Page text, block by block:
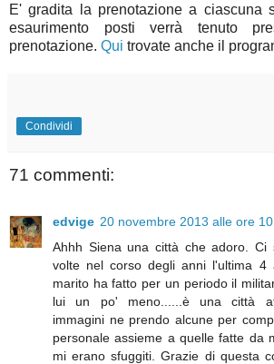
E' gradita la prenotazione a ciascuna
esaurimento posti verrà tenuto
prenotazione. Qui trovate anche il
Condividi
71 commenti:
edvige 20 novembre 2013 alle ore
Ahhh Siena una città che adoro. Ci
volte nel corso degli anni l'ultima 4
marito ha fatto per un periodo il
lui un po' meno......è una città
immagini ne prendo alcune per
personale assieme a quelle fatte da
mi erano sfuggiti. Grazie di questa